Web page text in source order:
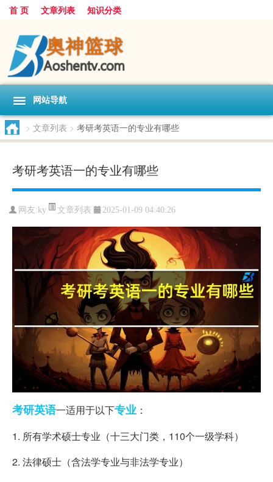
首 页 文章列表 知识分类
网站导航
> 文章列表 > 考研考英语一的专业有哪些
考研考英语一的专业有哪些
网友:ky 文章列表 2025-01-09 04:40:26
考研英语一适用于以下专业 ：
1. 所有学术硕士专业（十三大门类，110个一级学科）
2. 法律硕士（含法学专业与非法学专业）